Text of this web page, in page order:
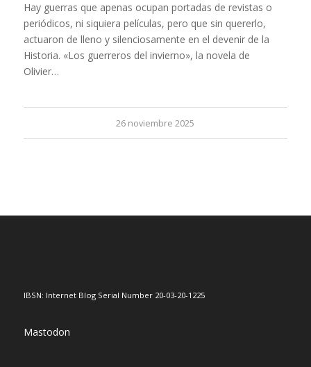
Hay guerras que apenas ocupan portadas de revistas o
periódicos, ni siquiera películas, pero que sin quererlo,
actuaron de lleno y silenciosamente en el devenir de la
Historia. «Los guerreros del invierno», la novela de
Olivier…
26 noviembre 2025
IBSN: Internet Blog Serial Number 20-03-20-1225
Mastodon